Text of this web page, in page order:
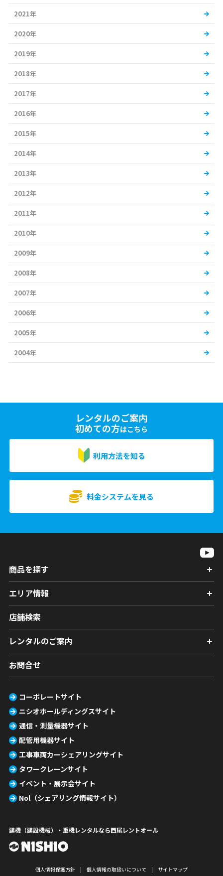
2021年
2020年
2019年
2018年
2017年
2016年
2015年
2014年
2013年
2012年
2011年
2010年
2009年
2008年
2007年
2006年
2005年
2004年
レンタルのご案内
初めての方はこちら
利用方法を知る
料金システムを見る
商品を探す
エリア情報
店舗検索
レンタルのご案内
お問合せ
コーポレートサイト
ニシオホールディングスサイト
通信・測量機器サイト
配管用機器サイト
工事車両カーシェアリングサイト
タワークレーンサイト
イベント・展示会サイト
Nol（シェアリング情報サイト）
建機（建設機械）・重機レンタルなら西尾レントオール
個人情報保護方針 個人情報の取扱いについて サイトマップ